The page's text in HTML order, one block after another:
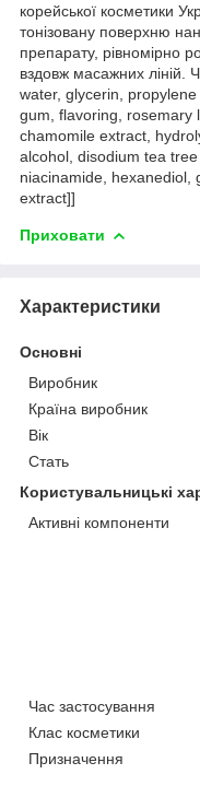
корейської косметики
тонізовану поверхню
препарату, рівномірно
вздовж масажних ліній.
water, glycerin,
gum, flavoring, rosemary
chamomile extract,
alcohol, disodium tea
niacinamide, hexanediol,
extract]]
Приховати
Характеристики
Основні
Виробник
Країна виробник
Вік
Стать
Користувальницькі
Активні компоненти
Час застосування
Клас косметики
Призначення